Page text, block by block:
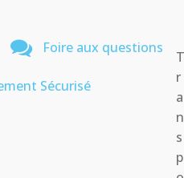
Foire aux questions
Sécurisé
r
a
n
s
p